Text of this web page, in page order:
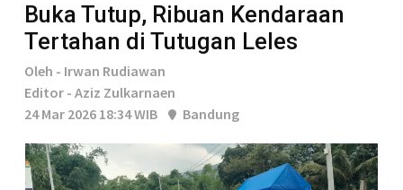
Buka Tutup, Ribuan Kendaraan
Tertahan di Tutugan Leles
Oleh - Irwan Rudiawan
Editor - Aziz Zulkarnaen
24 Mar 2026 18:34 WIB
Bandung